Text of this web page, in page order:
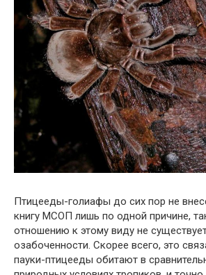
Птицееды-голиафы до сих пор не
книгу МСОП лишь по одной причине,
отношению к этому виду не
озабоченности. Скорее всего, это
пауки-птицееды обитают в